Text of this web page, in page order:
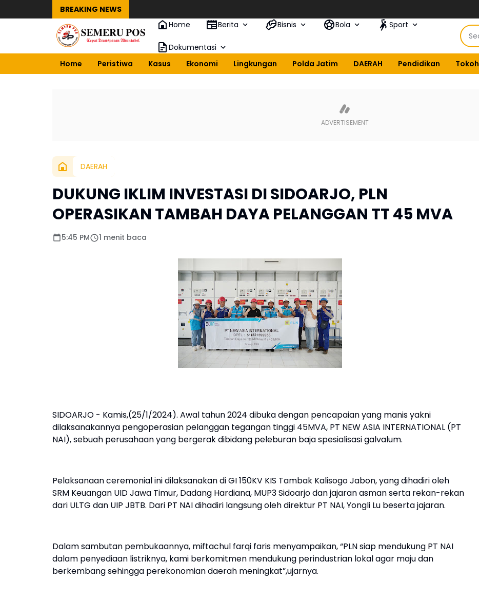
BREAKING NEWS
Home
Berita Bisnis Bola Sport
Dokumentasi
Home
Peristiwa Kasus Ekonomi Lingkungan Polda Jatim DAERAH Pendidikan Tokoh
DAERAH
DUKUNG IKLIM INVESTASI DI SIDOARJO, PLN
OPERASIKAN TAMBAH DAYA PELANGGAN TT 45 MVA
5:45 PM 1 menit baca
SIDOARJO - Kamis,(25/1/2024). Awal tahun 2024 dibuka dengan pencapaian yang manis yakni
dilaksanakannya pengoperasian pelanggan tegangan tinggi 45MVA, PT NEW ASIA INTERNATIONAL (PT
NAI), sebuah perusahaan yang bergerak dibidang peleburan baja spesialisasi galvalum.
Pelaksanaan ceremonial ini dilaksanakan di GI 150KV KIS Tambak Kalisogo Jabon, yang dihadiri oleh
SRM Keuangan UID Jawa Timur, Dadang Hardiana, MUP3 Sidoarjo dan jajaran asman serta rekan-rekan
dari ULTG dan UIP JBTB. Dari PT NAI dihadiri langsung oleh direktur PT NAI, Yongli Lu beserta jajaran.
Dalam sambutan pembukaannya, miftachul farqi faris menyampaikan, “PLN siap mendukung PT NAI
dalam penyediaan listriknya, kami berkomitmen mendukung perindustrian lokal agar maju dan
berkembang sehingga perekonomian daerah meningkat”,ujarnya.